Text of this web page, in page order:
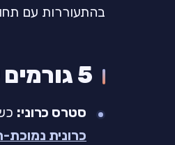
בהתעוררות עם
5 גורמים שמחמירים את זה
סטרס כרוני:
כרונית